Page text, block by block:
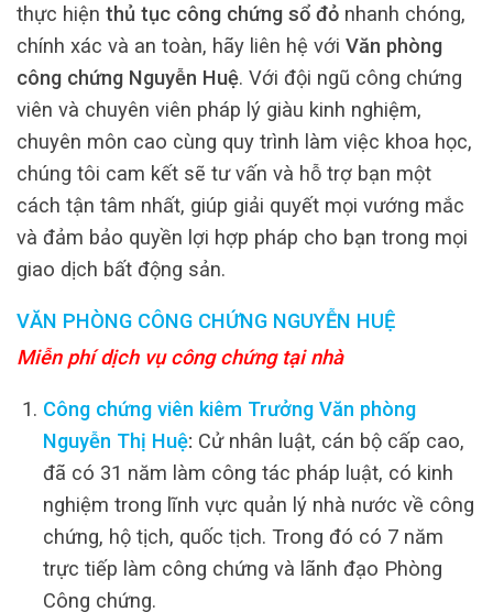
thực hiện thủ tục công chứng sổ đỏ nhanh chóng,
chính xác và an toàn, hãy liên hệ với Văn phòng
công chứng Nguyễn Huệ. Với đội ngũ công chứng
viên và chuyên viên pháp lý giàu kinh nghiệm,
chuyên môn cao cùng quy trình làm việc khoa học,
chúng tôi cam kết sẽ tư vấn và hỗ trợ bạn một
cách tận tâm nhất, giúp giải quyết mọi vướng mắc
và đảm bảo quyền lợi hợp pháp cho bạn trong mọi
giao dịch bất động sản.
VĂN PHÒNG CÔNG CHỨNG NGUYỄN HUỆ
Miễn phí dịch vụ công chứng tại nhà
Công chứng viên kiêm Trưởng Văn phòng
Nguyễn Thị Huệ: Cử nhân luật, cán bộ cấp cao,
đã có 31 năm làm công tác pháp luật, có kinh
nghiệm trong lĩnh vực quản lý nhà nước về công
chứng, hộ tịch, quốc tịch. Trong đó có 7 năm
trực tiếp làm công chứng và lãnh đạo Phòng
Công chứng.